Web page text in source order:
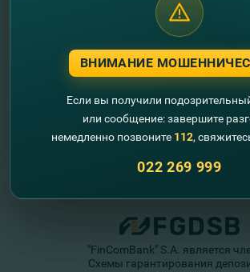
"FinComBank" S.A. является
Схемы гарантирования
ВНИМАНИЕ
Если вы получили
или сообщение: завершите
немедленно позвоните 112,
022 269 999